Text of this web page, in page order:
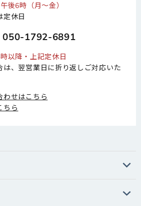
後6時（月～金）
休日
050-1792-6891
以降・上記定休日
、翌営業日に折り返しご対応いた
わせはこちら
ちら